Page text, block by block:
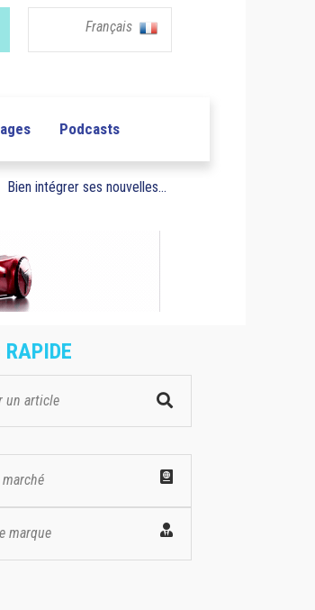
Français
Podcasts
Bien intégrer ses nouvelles...
marque